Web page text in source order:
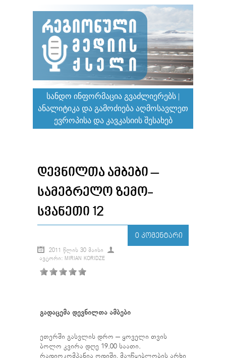
ᲡᲐᲜᲓᲝ ᲘᲜᲤᲝᲠᲛᲐᲪᲘᲐ ᲒᲕᲐᲫᲚᲘᲔᲠᲔᲑᲡ |
ᲐᲜᲐᲚᲘᲢᲘᲙᲐ ᲓᲐ ᲒᲐᲛᲝᲫᲘᲔᲑᲐ ᲐᲦᲛᲝᲡᲐᲕᲚᲔᲗ
ᲔᲕᲠᲝᲞᲘᲡᲐ ᲓᲐ ᲙᲐᲕᲙᲐᲡᲘᲘᲡ ᲨᲔᲡᲐᲮᲔᲑ
ᲓᲔᲕᲜᲘᲚᲗᲐ ᲐᲛᲑᲔᲑᲘ –
ᲡᲐᲛᲔᲒᲠᲔᲚᲝ ᲖᲔᲛᲝ-
ᲡᲕᲐᲜᲔᲗᲘ 12
0 ᲙᲝᲛᲔᲜᲢᲐᲠᲘ
2011 ᲬᲚᲘᲡ 30 ᲛᲐᲘᲡᲘ
ᲐᲕᲢᲝᲠᲘ: MIRIAN KORIDZE
გადაცემა დევნილთა ამბები
ეთერში გასვლის დრო – ყოველი თვის
ბოლო კვირა დღე 19.00 საათი.
რადიოკომპანია ოდიში, მაუწყებლობის არხი